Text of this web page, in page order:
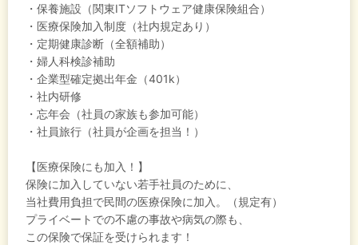
・保養施設（関東ITソフトウェア健康保険組合）
・医療保険加入制度（社内規定あり）
・定期健康診断（全額補助）
・婦人科検診補助
・企業型確定拠出年金（401k）
・社内研修
・忘年会（社員の家族も参加可能）
・社員旅行（社員が企画を担当！）
【医療保険にも加入！】
保険に加入していない若手社員のために、
当社費用負担で民間の医療保険に加入。（規定有）
プライベートでの不慮の事故や病気の際も、
この保険で保証を受けられます！